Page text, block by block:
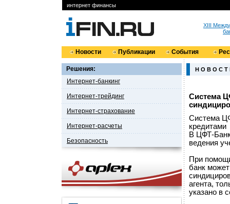
интернет финансы
XIII
Новости Публикации События
Решения:
Интернет-банкинг
Интернет-трейдинг
Интернет-страхование
Интернет-расчеты
Безопасность
Н О В О С Т
Система
Система
кредитами
В ЦФТ-
ведения
При
банк может
агента,
указано в